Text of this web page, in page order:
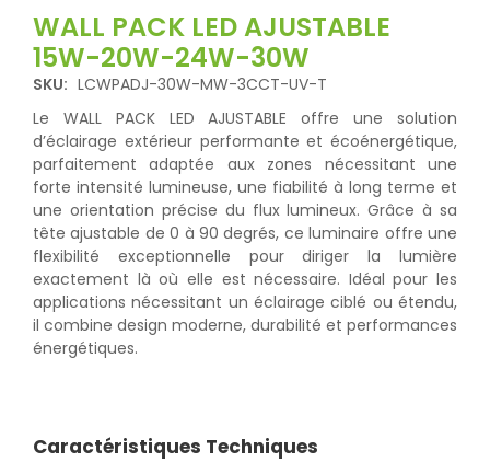
WALL PACK LED AJUSTABLE
15W-20W-24W-30W
SKU: LCWPADJ-30W-MW-3CCT-UV-T
Le WALL PACK LED AJUSTABLE offre une solution
d’éclairage extérieur performante et écoénergétique,
parfaitement adaptée aux zones nécessitant une
forte intensité lumineuse, une fiabilité à long terme et
une orientation précise du flux lumineux. Grâce à sa
tête ajustable de 0 à 90 degrés, ce luminaire offre une
flexibilité exceptionnelle pour diriger la lumière
exactement là où elle est nécessaire. Idéal pour les
applications nécessitant un éclairage ciblé ou étendu,
il combine design moderne, durabilité et performances
énergétiques.
Caractéristiques Techniques